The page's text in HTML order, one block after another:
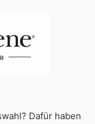
Dafür haben